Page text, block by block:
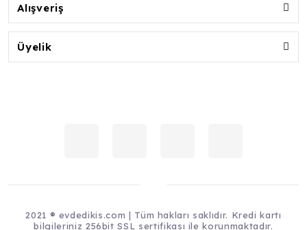
Alışveriş
Üyelik
2021 ® evdedikis.com | Tüm hakları saklıdır. Kredi kartı
bilgileriniz 256bit SSL sertifikası ile korunmaktadır.